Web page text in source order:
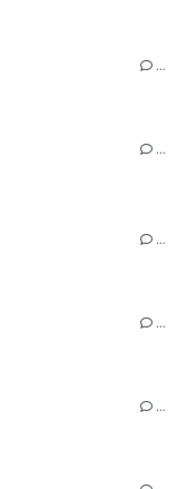
…
…
…
…
…